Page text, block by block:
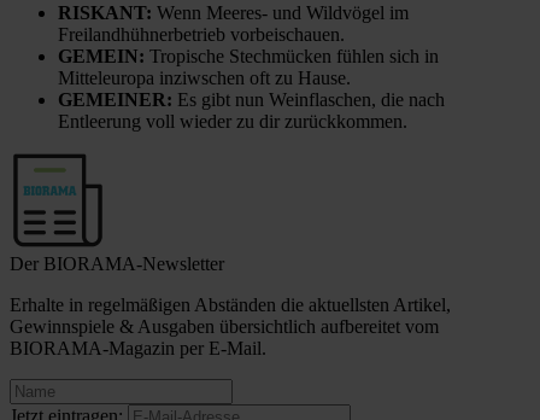
RISKANT: Wenn Meeres- und Wildvögel im
Freilandhühnerbetrieb vorbeischauen.
GEMEIN: Tropische Stechmücken fühlen sich in
Mitteleuropa inziwschen oft zu Hause.
GEMEINER: Es gibt nun Weinflaschen, die nach
Entleerung voll wieder zu dir zurückkommen.
Der BIORAMA-Newsletter
Erhalte in regelmäßigen Abständen die aktuellsten Artikel,
Gewinnspiele & Ausgaben übersichtlich aufbereitet vom
BIORAMA-Magazin per E-Mail.
Jetzt eintragen: